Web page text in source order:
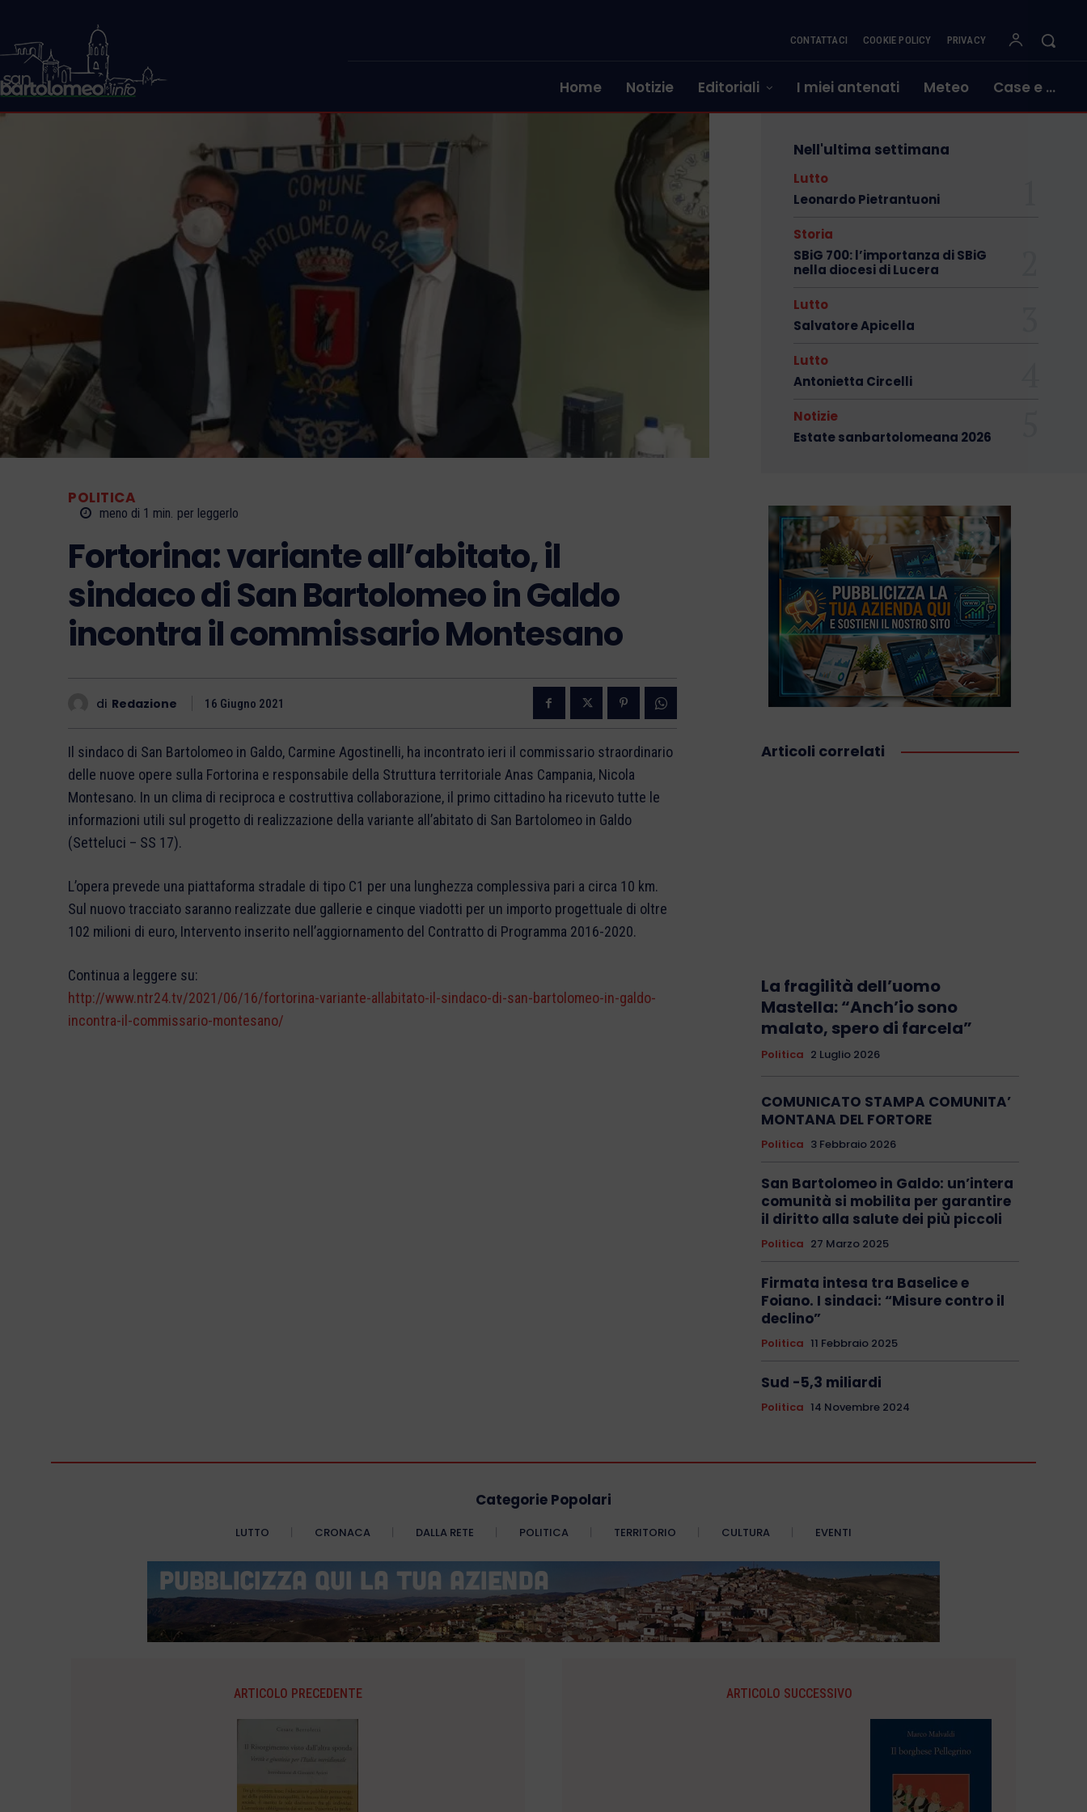
CONTATTACI COOKIE POLICY PRIVACY
Home Notizie Editoriali I miei antenati Meteo Case e …
POLITICA
meno di 1 min. per leggerlo
Fortorina: variante all’abitato, il
sindaco di San Bartolomeo in Galdo
incontra il commissario Montesano
di Redazione 16 Giugno 2021
Il sindaco di San Bartolomeo in Galdo, Carmine Agostinelli, ha incontrato ieri il commissario straordinario
delle nuove opere sulla Fortorina e responsabile della Struttura territoriale Anas Campania, Nicola
Montesano. In un clima di reciproca e costruttiva collaborazione, il primo cittadino ha ricevuto tutte le
informazioni utili sul progetto di realizzazione della variante all’abitato di San Bartolomeo in Galdo
(Setteluci – SS 17).
L’opera prevede una piattaforma stradale di tipo C1 per una lunghezza complessiva pari a circa 10 km.
Sul nuovo tracciato saranno realizzate due gallerie e cinque viadotti per un importo progettuale di oltre
102 milioni di euro, Intervento inserito nell’aggiornamento del Contratto di Programma 2016-2020.
Continua a leggere su:
http://www.ntr24.tv/2021/06/16/fortorina-variante-allabitato-il-sindaco-di-san-bartolomeo-in-galdo-
incontra-il-commissario-montesano/
Nell'ultima settimana
Lutto
Leonardo Pietrantuoni
Storia
SBiG 700: l’importanza di SBiG
nella diocesi di Lucera
Lutto
Salvatore Apicella
Lutto
Antonietta Circelli
Notizie
Estate sanbartolomeana 2026
Articoli correlati
La fragilità dell’uomo
Mastella: “Anch’io sono
malato, spero di farcela”
Politica 2 Luglio 2026
COMUNICATO STAMPA COMUNITA’
MONTANA DEL FORTORE
Politica 3 Febbraio 2026
San Bartolomeo in Galdo: un’intera
comunità si mobilita per garantire
il diritto alla salute dei più piccoli
Politica 27 Marzo 2025
Firmata intesa tra Baselice e
Foiano. I sindaci: “Misure contro il
declino”
Politica 11 Febbraio 2025
Sud -5,3 miliardi
Politica 14 Novembre 2024
Categorie Popolari
LUTTO CRONACA DALLA RETE POLITICA TERRITORIO CULTURA EVENTI
ARTICOLO PRECEDENTE ARTICOLO SUCCESSIVO